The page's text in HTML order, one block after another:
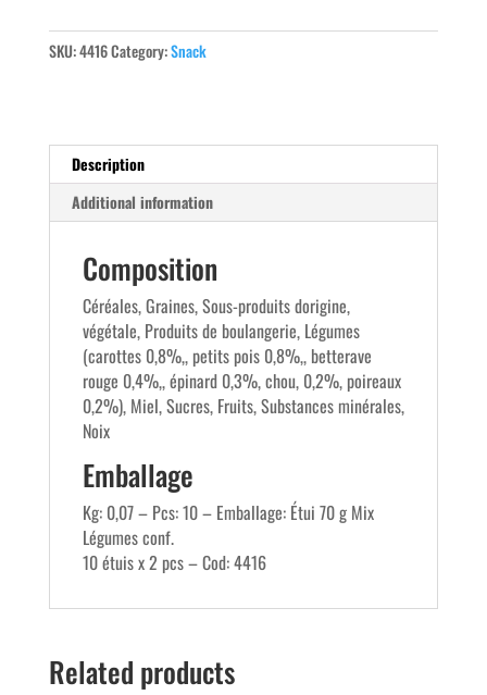
SKU:4416Category:Snack
Description
Additional information
Composition
Céréales, Graines, Sous-produits dorigine,
végétale, Produits de boulangerie, Légumes
(carottes 0,8%,, petits pois 0,8%,, betterave
rouge 0,4%,, épinard 0,3%, chou, 0,2%, poireaux
0,2%), Miel, Sucres, Fruits, Substances minérales,
Noix
Emballage
Kg: 0,07 – Pcs: 10 – Emballage: Étui 70 g Mix
Légumes conf.
10 étuis x 2 pcs – Cod: 4416
Related products